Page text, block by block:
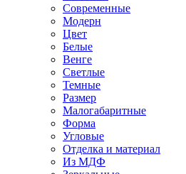
Современные
Модерн
Цвет
Белые
Венге
Светлые
Темные
Размер
Малогабаритные
Форма
Угловые
Отделка и материал
Из МДФ